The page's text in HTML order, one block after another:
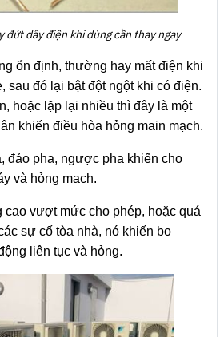
đứt dây điện khi dùng cần thay ngay
ổn định, thường hay mất điện khi
sau đó lại bật đột ngột khi có điện.
hoặc lặp lại nhiều thì đây là một
khiến điều hòa hỏng main mạch.
đảo pha, ngược pha khiến cho
và hỏng mạch.
cao vượt mức cho phép, hoặc quá
sự cố tòa nhà, nó khiến bo
liên tục và hỏng.